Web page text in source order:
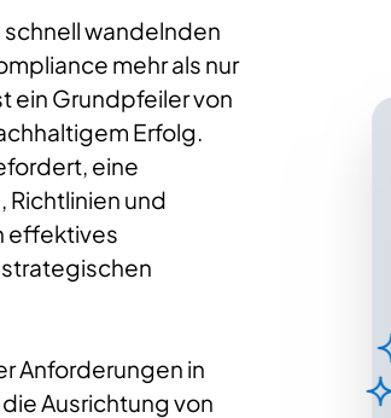
wandelnden
mehr als nur
ein Grundpfeiler von
Erfolg.
eine
Richtlinien und
effektives
Anforderungen in
Ausrichtung von